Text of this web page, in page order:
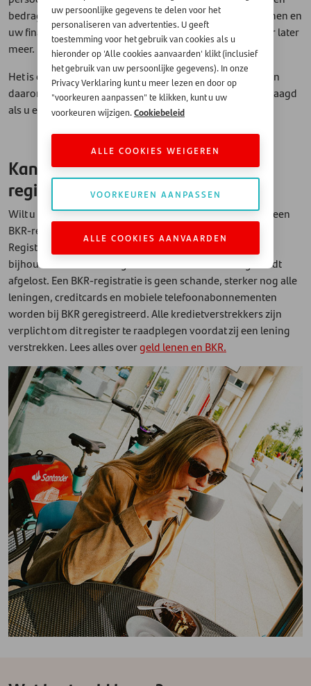
bedrag mede bepalen, waarvan de hoogte van uw inkomen en
uw financiële lasten de belangrijkste zijn - maar daarover later
meer.
Het is ook belangrijk dat u alle gegevens kunt aantonen en
daarom worden er altijd bewijsdocumenten bij u opgevraagd
als u een leningaanvraag indient.
Kan ik geld lenen met een BKR-
registratie?
Wilt u een lening aanvragen? Dan wordt er gecheckt of u een
BKR-registratie heeft. BKR staat voor Bureau Krediet
Registratie: deze instantie is in Nederland belast met het
bijhouden wie een lening heeft – en hoe deze lening wordt
afgelost. Een BKR-registratie is geen schande, sterker nog alle
leningen, creditcards en mobiele telefoonabonnementen
worden bij BKR geregistreerd. Alle kredietverstrekkers zijn
verplicht om dit register te raadplegen voordat zij een lening
verstrekken. Lees alles overgeld lenen en BKR.
uw persoonlijke gegevens te delen voor het
personaliseren van advertenties. U geeft
toestemming voor het gebruik van cookies als u
hieronder op 'Alle cookies aanvaarden' klikt (inclusief
het gebruik van uw persoonlijke gegevens). In onze
Privacy Verklaring kunt u meer lezen en door op
"voorkeuren aanpassen" te klikken, kunt u uw
voorkeuren wijzigen.Cookiebeleid
ALLE COOKIES WEIGEREN
VOORKEUREN AANPASSEN
ALLE COOKIES AANVAARDEN